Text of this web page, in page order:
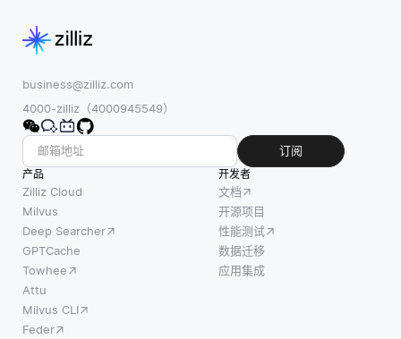
business@zilliz.com
4000-zilliz（4000945549）
订阅
产品
Zilliz Cloud
Milvus
Deep Searcher
GPTCache
Towhee
Attu
Milvus CLI
Feder
开发者
文档
开源项目
性能测试
数据迁移
应用集成